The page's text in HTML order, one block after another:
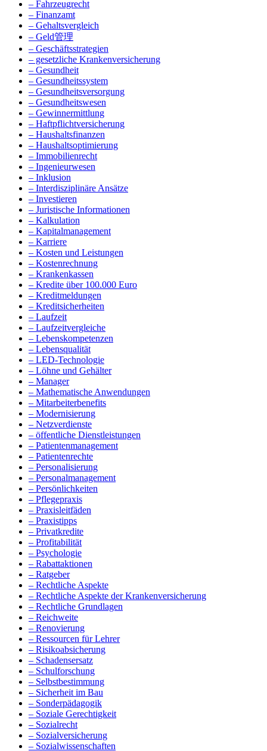
– Fahrzeugrecht
– Finanzamt
– Gehaltsvergleich
– Geld管理
– Geschäftsstrategien
– gesetzliche Krankenversicherung
– Gesundheit
– Gesundheitssystem
– Gesundheitsversorgung
– Gesundheitswesen
– Gewinnermittlung
– Haftpflichtversicherung
– Haushaltsfinanzen
– Haushaltsoptimierung
– Immobilienrecht
– Ingenieurwesen
– Inklusion
– Interdisziplinäre Ansätze
– Investieren
– Juristische Informationen
– Kalkulation
– Kapitalmanagement
– Karriere
– Kosten und Leistungen
– Kostenrechnung
– Krankenkassen
– Kredite über 100.000 Euro
– Kreditmeldungen
– Kreditsicherheiten
– Laufzeit
– Laufzeitvergleiche
– Lebenskompetenzen
– Lebensqualität
– LED-Technologie
– Löhne und Gehälter
– Manager
– Mathematische Anwendungen
– Mitarbeiterbenefits
– Modernisierung
– Netzverdienste
– öffentliche Dienstleistungen
– Patientenmanagement
– Patientenrechte
– Personalisierung
– Personalmanagement
– Persönlichkeiten
– Pflegepraxis
– Praxisleitfäden
– Praxistipps
– Privatkredite
– Profitabilität
– Psychologie
– Rabattaktionen
– Ratgeber
– Rechtliche Aspekte
– Rechtliche Aspekte der Krankenversicherung
– Rechtliche Grundlagen
– Reichweite
– Renovierung
– Ressourcen für Lehrer
– Risikoabsicherung
– Schadensersatz
– Schulforschung
– Selbstbestimmung
– Sicherheit im Bau
– Sonderpädagogik
– Soziale Gerechtigkeit
– Sozialrecht
– Sozialversicherung
– Sozialwissenschaften